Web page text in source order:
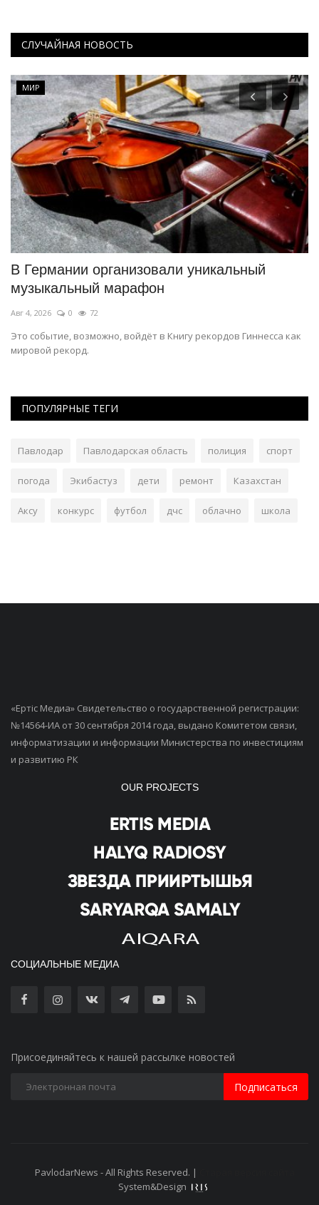
СЛУЧАЙНАЯ НОВОСТЬ
МИР
В Германии организовали уникальный
музыкальный марафон
Авг 4, 2026 0 72
Это событие, возможно, войдёт в Книгу рекордов Гиннесса как
мировой рекорд.
ПОПУЛЯРНЫЕ ТЕГИ
Павлодар Павлодарская область полиция спорт
погода Экибастуз дети ремонт Казахстан
Аксу конкурс футбол дчс облачно школа
«Ертiс Медиа» Свидетельство о государственной регистрации:
№14564-ИА от 30 сентября 2014 года, выдано Комитетом связи,
информатизации и информации Министерства по инвестициям
и развитию РК
OUR PROJECTS
СОЦИАЛЬНЫЕ МЕДИА
Присоединяйтесь к нашей рассылке новостей
Подписаться
PavlodarNews - All Rights Reserved. |
System&Design